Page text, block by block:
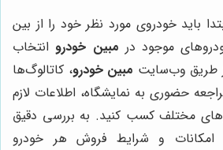
باید خودروی مورد نظر خود را از بین
موجود در مبین خودروانتخاب
طریق وب‌سایت مبین خودرو، کاتالوگ‌ها
حضوری به نمایشگاه، اطلاعات لازم
مختلف کسب کنید. به بررسی دقیق
و شرایط فروش هر خودرو